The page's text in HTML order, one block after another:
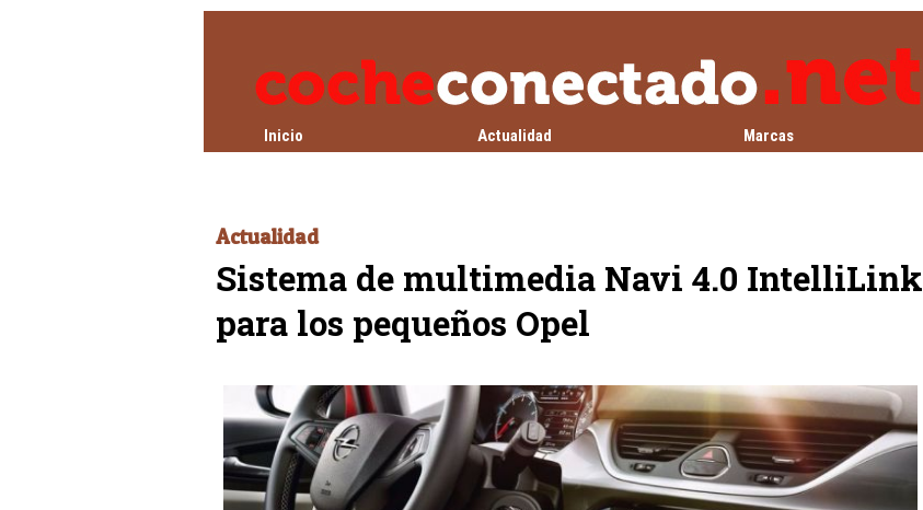
Inicio Actualidad Marcas
Actualidad
Sistema de multimedia Navi 4.0 IntelliLink
para los pequeños Opel